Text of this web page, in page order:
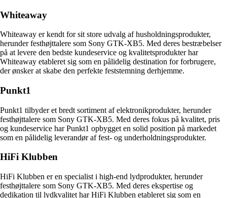
Whiteaway
Whiteaway er kendt for sit store udvalg af husholdningsprodukter,
herunder festhøjttalere som Sony GTK-XB5. Med deres bestræbelser
på at levere den bedste kundeservice og kvalitetsprodukter har
Whiteaway etableret sig som en pålidelig destination for forbrugere,
der ønsker at skabe den perfekte feststemning derhjemme.
Punkt1
Punkt1 tilbyder et bredt sortiment af elektronikprodukter, herunder
festhøjttalere som Sony GTK-XB5. Med deres fokus på kvalitet, pris
og kundeservice har Punkt1 opbygget en solid position på markedet
som en pålidelig leverandør af fest- og underholdningsprodukter.
HiFi Klubben
HiFi Klubben er en specialist i high-end lydprodukter, herunder
festhøjttalere som Sony GTK-XB5. Med deres ekspertise og
dedikation til lydkvalitet har HiFi Klubben etableret sig som en